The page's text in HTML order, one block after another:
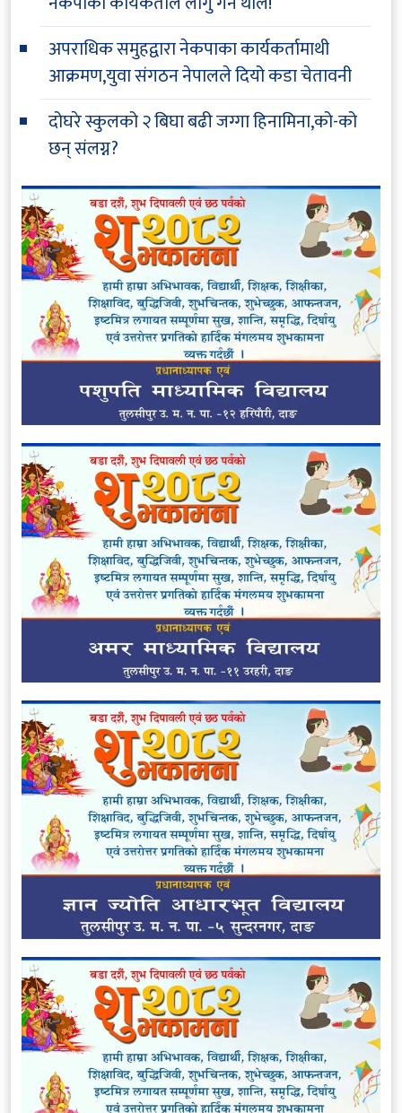
अपराधिक समुहद्वारा नेकपाका कार्यकर्तामाथी
आक्रमण,युवा संगठन नेपालले दियो कडा चेतावनी
दोघरे स्कुलको २ बिघा बढी जग्गा हिनामिना,को-को
छन् संलग्न?